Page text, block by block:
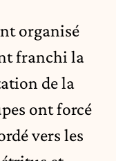
organisé
franchi la
de la
ont forcé
vers les